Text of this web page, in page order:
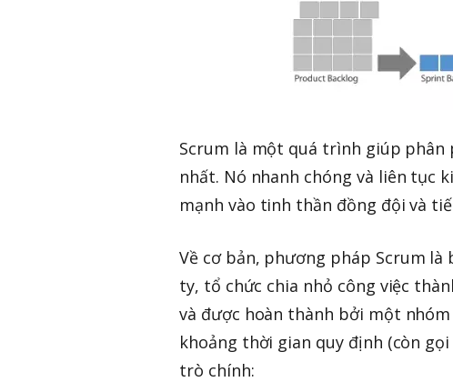
Scrum là một quá trình giúp
nhất. Nó nhanh chóng và liên tục
mạnh vào tinh thần đồng đội và
Về cơ bản, phương pháp Scrum
ty, tổ chức chia nhỏ công việc
và được hoàn thành bởi một
khoảng thời gian quy định (còn
trò chính: